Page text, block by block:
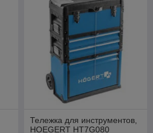
тележки закрываются
и плотно фиксируются
Тележка для инструментов,
HOEGERT HT7G080